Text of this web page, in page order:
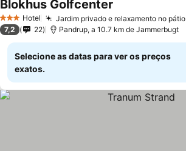
3 EstrelasHotel Jardim privado e relaxamento no pátio
Blokhus Golfcenter
7,2 22 Pandrup, a 10.7 km de Jammerbugt
Selecione as datas para ver os preços
exatos.